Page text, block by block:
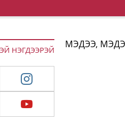
НЭГДЭЭРЭЙ
МЭДЭЭ,